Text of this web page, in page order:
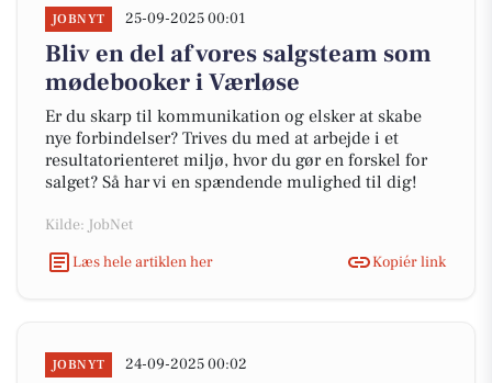
JOBNYT 25-09-2025 00:01
Bliv en del af vores salgsteam som
mødebooker i Værløse
Er du skarp til kommunikation og elsker at skabe
nye forbindelser? Trives du med at arbejde i et
resultatorienteret miljø, hvor du gør en forskel for
salget? Så har vi en spændende mulighed til dig!
Kilde: JobNet
Læs hele artiklen her
Kopiér link
JOBNYT 24-09-2025 00:02